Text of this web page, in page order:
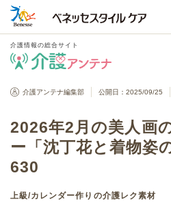
介護情報の総合サイト
介護情報の総合サイト
介護アンテナ編集部 公開日：2025/09/25
2026年2月の美人画
ー「沈丁花と着物姿
630
上級/カレンダー作り の介護レク素材